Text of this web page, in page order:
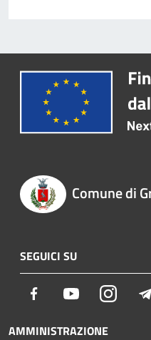
Comune di
SEGUICI SU
Facebook Youtube
AMMINISTRAZIONE